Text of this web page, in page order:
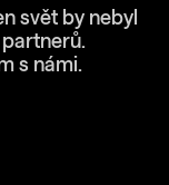
svět by nebyl
s námi.